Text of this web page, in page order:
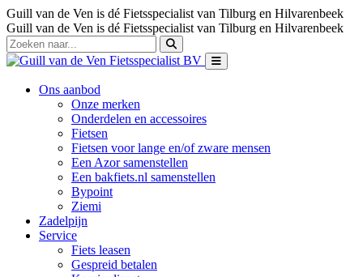
Guill van de Ven is dé Fietsspecialist van Tilburg en Hilvarenbeek
Guill van de Ven is dé Fietsspecialist van Tilburg en Hilvarenbeek
Ons aanbod
Onze merken
Onderdelen en accessoires
Fietsen
Fietsen voor lange en/of zware mensen
Een Azor samenstellen
Een bakfiets.nl samenstellen
Bypoint
Ziemi
Zadelpijn
Service
Fiets leasen
Gespreid betalen